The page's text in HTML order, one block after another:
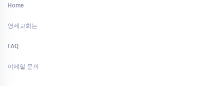
Home
영세교회는
FAQ
이메일 문의